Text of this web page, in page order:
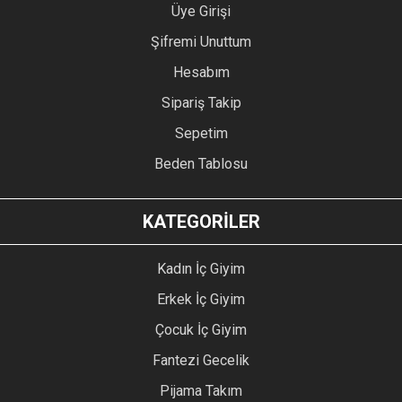
Üye Girişi
Şifremi Unuttum
Hesabım
Sipariş Takip
Sepetim
Beden Tablosu
KATEGORİLER
Kadın İç Giyim
Erkek İç Giyim
Çocuk İç Giyim
Fantezi Gecelik
Pijama Takım